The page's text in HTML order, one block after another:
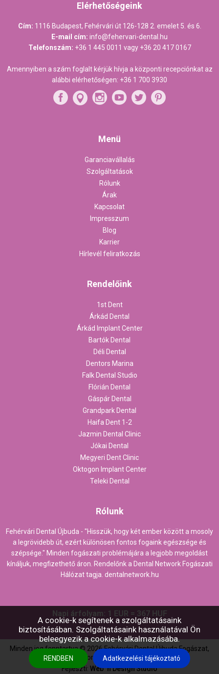
A cookie-k segítenek a szolgáltatásaink
biztosításában. Szolgáltatásaink használatával Ön
beleegyezik a cookie-k alkalmazásába.
RENDBEN Adatkezelési tájékoztató
Elérhetőségeink
Cím: 1116 Budapest, Fehérvári út 126-128 2. emelet 5. és 6.
E-mail cím: info@fehervari-dental.hu
Telefonszám: +36 1 445 0011 vagy +36 20 417 0167
Amennyiben a szám foglalt kérjük hívja a központi recepciónkat az
alábbi elérhetőségen: +36 1 700 3930
Menü
Garanciavállalás
Szolgáltatások
Rólunk
Árak
Kapcsolat
Impresszum
Blog
Karrier
Hírlevél feliratkozás
Rendelőink
1st Dent
Árkád Dental
Árkád Implant Center
Bartók Dental
Déli Dental
Dentors Marina
Falk Dental Studio
Flórián Dental
Gáspár Dental
Grandpark Dental
Haifa Dent 1-2
Jazmin Dental Clinic
Jókai Dental
Megyeri Dent Clinic
Oktogon Implant Center
Teleki Dental
Rólunk
Fehérvári Dental Újbuda - "Hisszük, hogy két ember között a mosoly
a legrövidebb út, ezért különösen fontos fogaink egészsége és
szépsége." Minden fogászati problémájára a legjobb megoldást
kínáljuk, megfizethető áron. Rendelőnk a Dental Network Fogászati
Hálózat tagja. dentalnetwork.hu
Napi árfolyam: 1 EUR = 367 HUF
Minden jog fenntartva © 2026Fehérvári Dental Újbuda Fogászat,
Fogorvos Budapesten
Fejleszti: Web `n Design Studio